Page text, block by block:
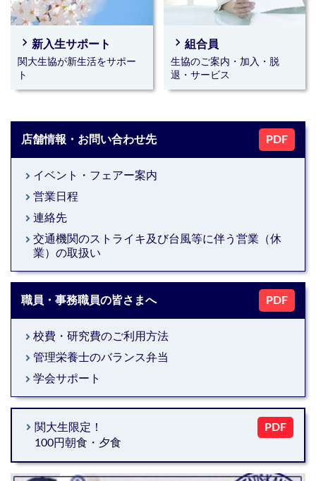
2026年02月20日(金)｜お知らせ｜新入生｜千里山キャンパス｜高
槻キャンパス
4年間の学びを応援します！関大生協のパソコンサポ
ート（ご購入者様向け）
随時受付中｜お知らせ｜千里山キャンパス｜高槻キャンパス
文を承ります
2026年｜千里山キャンパス｜高槻キャンパス
オンライン書店e-honのすすめ
navigate_next 新入生サポート
関大生協が新生活をサポー
ト
navigate_next 組合員
生協のご案内・加入・脱
退・サービス
店舗情報・お問い合わせ先 PDF
keyboard_arrow_right イベント・フェアー案内
keyboard_arrow_right 営業日程
keyboard_arrow_right 連絡先
keyboard_arrow_right 交通機関のストライキ及び台風等に伴う営業（休
業）の取扱い
職員・事務職員の皆さまへ PDF
keyboard_arrow_right 校費・研究費のご利用方法
keyboard_arrow_right 管理栄養士のバランス弁当
keyboard_arrow_right 学会サポート
keyboard_arrow_right 関大生限定！
100円朝食・夕食
PDF